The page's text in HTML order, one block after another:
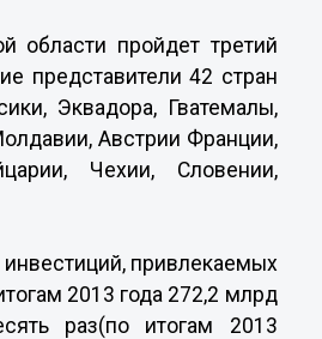
области пройдет третий
представители 42 стран
Эквадора, Гватемалы,
Австрии Франции,
Чехии, Словении,
привлекаемых
2013 года 272,2 млрд
раз(по итогам 2013